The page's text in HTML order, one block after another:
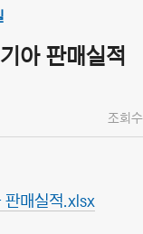
아 판매실적
조회수
매실적.xlsx